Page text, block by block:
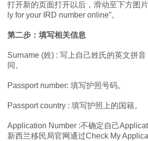
打开新的页面打开以后，滑动至下方图
ly for your IRD number online”。
第二步：填写相关信息
Surname (姓) : 写上自己姓氏的英文拼
同。
Passport number: 填写护照号码。
Passport country : 填写护照上的国籍。
Application Number :不确定自己
新西兰移民局官网通过Check My